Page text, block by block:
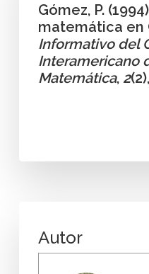
Gómez, P.
matemática en
Informativo del
Interamericano
Matemática, 2
Autor